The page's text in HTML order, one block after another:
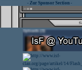
- Zur Sponsor Section -